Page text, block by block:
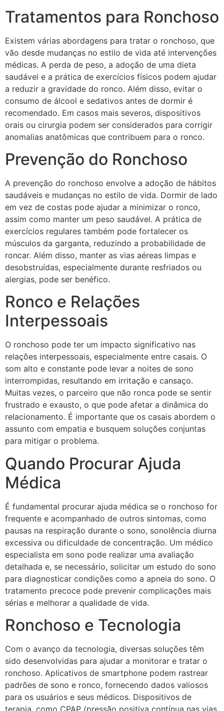
Tratamentos para Ronchoso
Existem várias abordagens para tratar o ronchoso, que
vão desde mudanças no estilo de vida até intervenções
médicas. A perda de peso, a adoção de uma dieta
saudável e a prática de exercícios físicos podem ajudar
a reduzir a gravidade do ronco. Além disso, evitar o
consumo de álcool e sedativos antes de dormir é
recomendado. Em casos mais severos, dispositivos
orais ou cirurgia podem ser considerados para corrigir
anomalias anatômicas que contribuem para o ronco.
Prevenção do Ronchoso
A prevenção do ronchoso envolve a adoção de hábitos
saudáveis e mudanças no estilo de vida. Dormir de lado
em vez de costas pode ajudar a minimizar o ronco,
assim como manter um peso saudável. A prática de
exercícios regulares também pode fortalecer os
músculos da garganta, reduzindo a probabilidade de
roncar. Além disso, manter as vias aéreas limpas e
desobstruídas, especialmente durante resfriados ou
alergias, pode ser benéfico.
Ronco e Relações
Interpessoais
O ronchoso pode ter um impacto significativo nas
relações interpessoais, especialmente entre casais. O
som alto e constante pode levar a noites de sono
interrompidas, resultando em irritação e cansaço.
Muitas vezes, o parceiro que não ronca pode se sentir
frustrado e exausto, o que pode afetar a dinâmica do
relacionamento. É importante que os casais abordem o
assunto com empatia e busquem soluções conjuntas
para mitigar o problema.
Quando Procurar Ajuda
Médica
É fundamental procurar ajuda médica se o ronchoso for
frequente e acompanhado de outros sintomas, como
pausas na respiração durante o sono, sonolência diurna
excessiva ou dificuldade de concentração. Um médico
especialista em sono pode realizar uma avaliação
detalhada e, se necessário, solicitar um estudo do sono
para diagnosticar condições como a apneia do sono. O
tratamento precoce pode prevenir complicações mais
sérias e melhorar a qualidade de vida.
Ronchoso e Tecnologia
Com o avanço da tecnologia, diversas soluções têm
sido desenvolvidas para ajudar a monitorar e tratar o
ronchoso. Aplicativos de smartphone podem rastrear
padrões de sono e ronco, fornecendo dados valiosos
para os usuários e seus médicos. Dispositivos de